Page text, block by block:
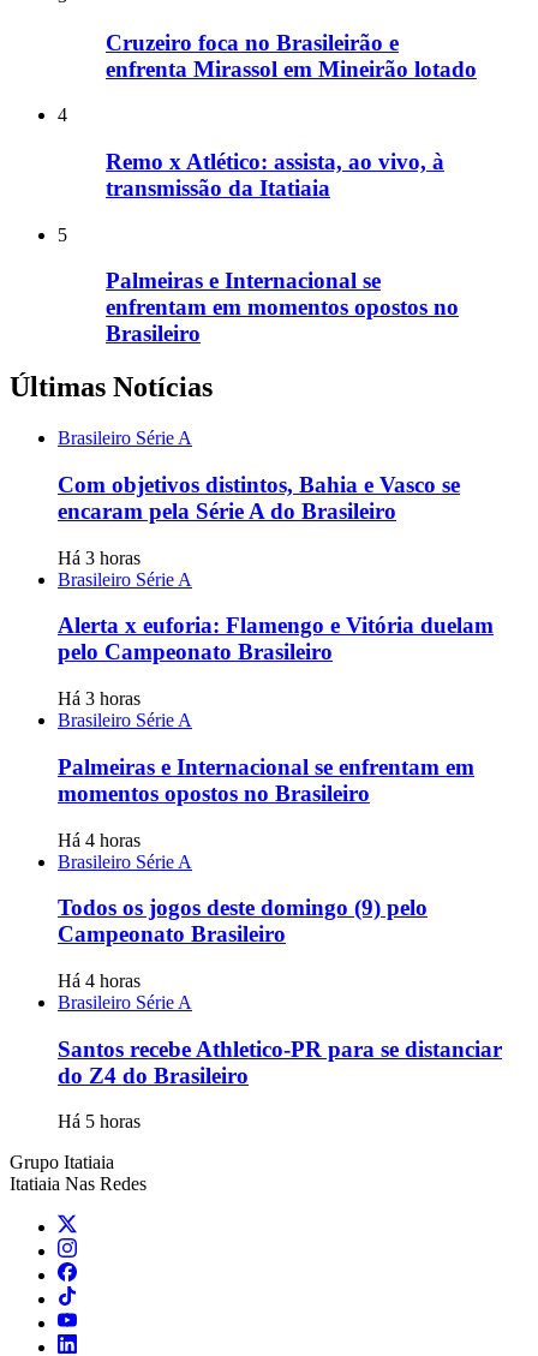
Cruzeiro foca no Brasileirão e
enfrenta Mirassol em Mineirão lotado
4
Remo x Atlético: assista, ao vivo, à
transmissão da Itatiaia
5
Palmeiras e Internacional se
enfrentam em momentos opostos no
Brasileiro
Últimas Notícias
Brasileiro Série A
Com objetivos distintos, Bahia e Vasco se
encaram pela Série A do Brasileiro
Há 3 horas
Brasileiro Série A
Alerta x euforia: Flamengo e Vitória duelam
pelo Campeonato Brasileiro
Há 3 horas
Brasileiro Série A
Palmeiras e Internacional se enfrentam em
momentos opostos no Brasileiro
Há 4 horas
Brasileiro Série A
Todos os jogos deste domingo (9) pelo
Campeonato Brasileiro
Há 4 horas
Brasileiro Série A
Santos recebe Athletico-PR para se distanciar
do Z4 do Brasileiro
Há 5 horas
Grupo Itatiaia
Itatiaia Nas Redes